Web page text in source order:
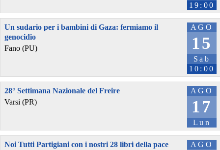
19:00
AGO
15
Sab
10:00
Un sudario per i bambini di Gaza: fermiamo il
genocidio
Fano (PU)
AGO
17
Lun
28° Settimana Nazionale del Freire
Varsi (PR)
AGO
Noi Tutti Partigiani con i nostri 28 libri della pace